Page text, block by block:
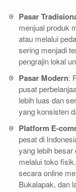
Pasar
menjual produk
atau melalui
sering menjadi
pengrajin lokal
Pasar Modern:
pusat
lebih luas dan
yang konsisten
Platform E-
pesat di
yang lebih
melalui toko
secara online
Bukalapak, dan